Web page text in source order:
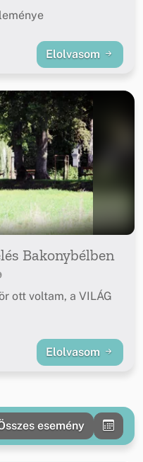
Elolvasom
Bakonybélben
ott voltam, a VILÁG
Elolvasom
esemény